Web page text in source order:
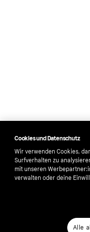
Cookies und Datenschutz
Wir verwenden Cookies,
Surfverhalten zu
mit unseren
verwalten oder deine
Alle